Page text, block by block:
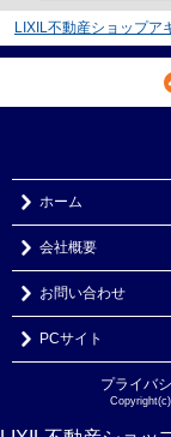
LIXIL不動産ショップア
ホーム
会社概要
お問い合わせ
PCサイト
プライバ